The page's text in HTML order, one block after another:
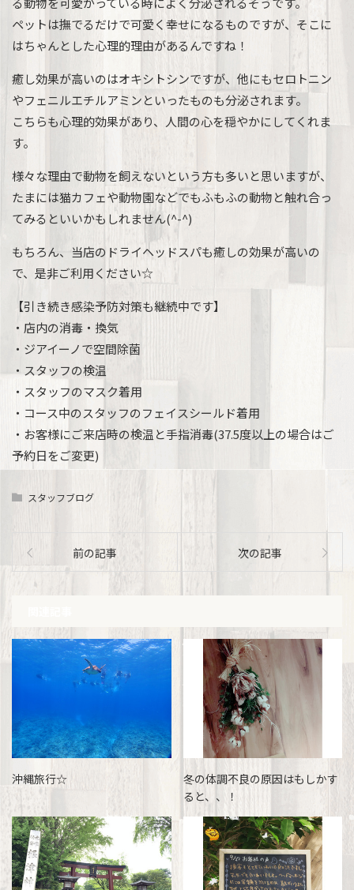
ペットは撫でるだけで可愛く幸せになるものですが、そこに
はちゃんとした心理的理由があるんですね！
癒し効果が高いのはオキシトシンですが、他にもセロトニン
やフェニルエチルアミンといったものも分泌されます。
こちらも心理的効果があり、人間の心を穏やかにしてくれま
す。
様々な理由で動物を飼えないという方も多いと思いますが、
たまには猫カフェや動物園などでもふもふの動物と触れ合っ
てみるといいかもしれません(^-^)
もちろん、当店のドライヘッドスパも癒しの効果が高いの
で、是非ご利用ください☆
【引き続き感染予防対策も継続中です】
・店内の消毒・換気
・ジアイーノで空間除菌
・スタッフの検温
・スタッフのマスク着用
・コース中のスタッフのフェイスシールド着用
・お客様にご来店時の検温と手指消毒(37.5度以上の場合はご
予約日をご変更)
スタッフブログ
前の記事 次の記事
沖縄旅行☆
冬の体調不良の原因はもしかす
ると、、！